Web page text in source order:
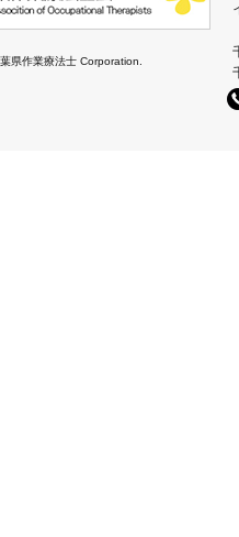
県作業療法士 Corporation.